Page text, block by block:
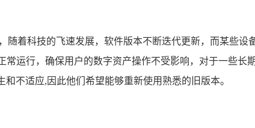
随着科技的飞速发展，软件版本不断迭代更新，而某些
运行，确保用户的数字资产操作不受影响，对于一些
不适应,因此他们希望能够重新使用熟悉的旧版本。